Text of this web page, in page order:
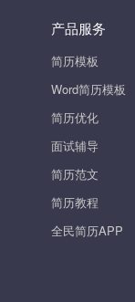
产品服务
简历模板
Word简历模板
简历优化
面试辅导
简历范文
简历教程
全民简历APP